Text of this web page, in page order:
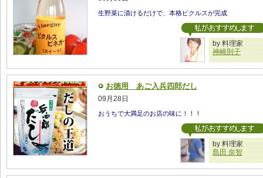
生野菜に漬けるだけで、本格ピクルスが完成
by 料理家
神崎則子
お徳用 あご入兵四郎だし
09月28日
おうちで大満足のお店の味に！！！
by 料理家
島田 奈智